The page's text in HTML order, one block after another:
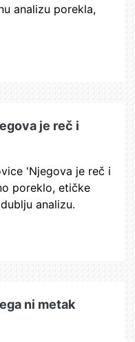
analizu porekla,
je reč i
'Njegova je reč i
poreklo, etičke
analizu.
ni metak